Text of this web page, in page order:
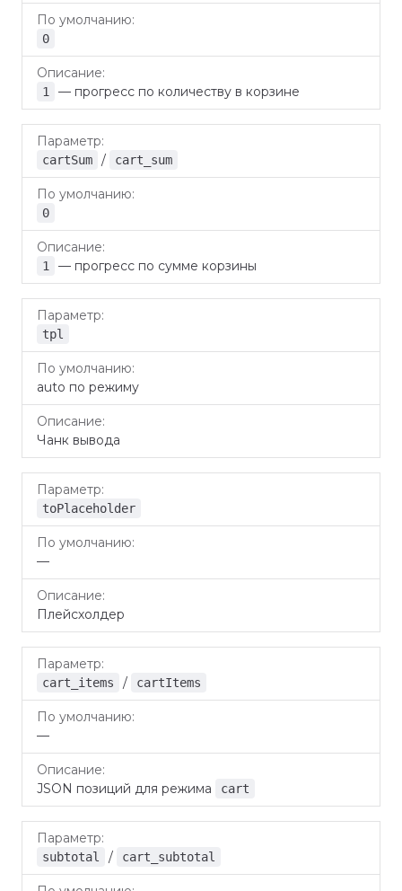
0
1 — прогресс по количеству в корзине
cartSum / cart_sum
0
1 — прогресс по сумме корзины
tpl
auto по режиму
Чанк вывода
toPlaceholder
—
Плейсхолдер
cart_items / cartItems
—
JSON позиций для режима cart
subtotal / cart_subtotal